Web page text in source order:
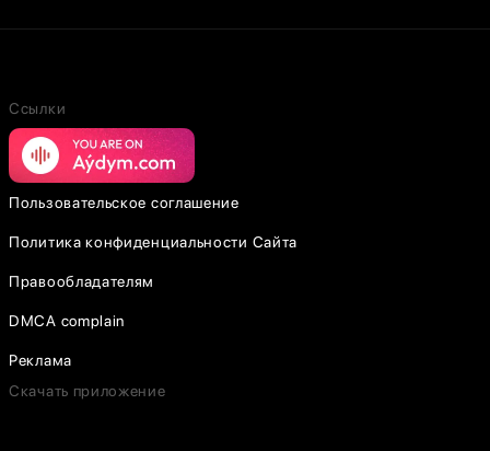
Ссылки
Пользовательское соглашение
Политика конфиденциальности Сайта
Правообладателям
DMCA complain
Реклама
Скачать приложение